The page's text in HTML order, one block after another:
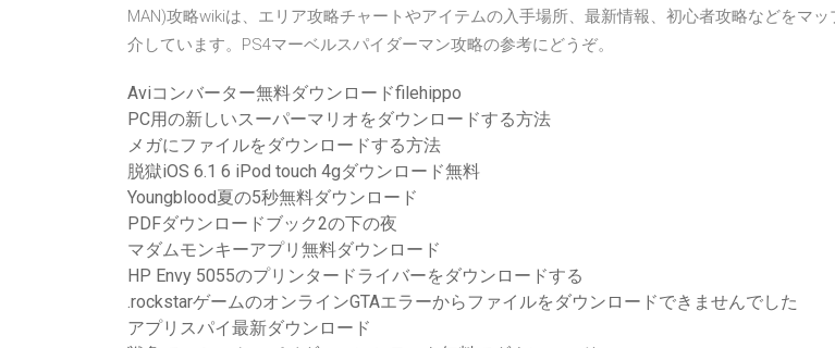
MAN)攻略wikiは、エリア攻略チャートやアイテムの入手場所、最新情報、初心者攻略などをマッ
介しています。PS4マーベルスパイダーマン攻略の参考にどうぞ。
Aviコンバーター無料ダウンロードfilehippo
PC用の新しいスーパーマリオをダウンロードする方法
メガにファイルをダウンロードする方法
脱獄iOS 6.1 6 iPod touch 4gダウンロード無料
Youngblood夏の5秒無料ダウンロード
PDFダウンロードブック2の下の夜
マダムモンキーアプリ無料ダウンロード
HP Envy 5055のプリンタードライバーをダウンロードする
.rockstarゲームのオンラインGTAエラーからファイルをダウンロードできませんでした
アプリスパイ最新ダウンロード